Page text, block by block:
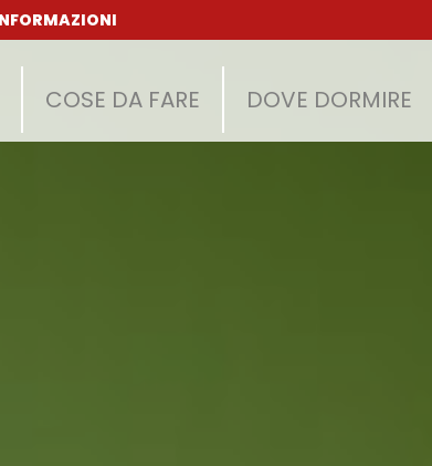
COSE DA FARE DOVE DORMIRE